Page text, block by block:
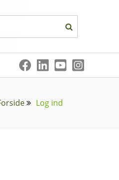
Log ind